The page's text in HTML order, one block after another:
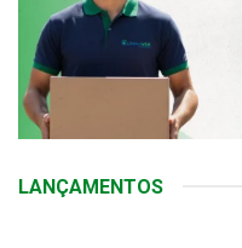
LANÇAMENTOS